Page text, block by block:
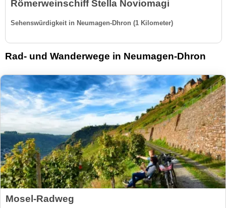
Römerweinschiff Stella Noviomagi
Sehenswürdigkeit in Neumagen-Dhron (1 Kilometer)
Rad- und Wanderwege in Neumagen-Dhron
Mosel-Radweg